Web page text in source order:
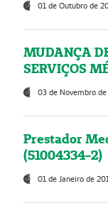
01 de Outubro de
MUDANÇA
SERVIÇOS
03 de Novembro
Prestador
(51004334-2)
01 de Janeiro de